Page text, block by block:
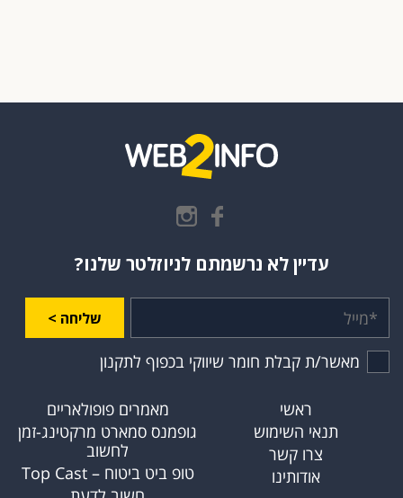
עדיין לא נרשמתם לניוזלטר שלנו?
שליחה >
מאשר/ת קבלת חומר שיווקי בכפוף לתקנון
ראשי
תנאי השימוש
צרו קשר
אודותינו
מאמרים פופולאריים
גופמנס סמארט מרקטינג-זמן
לחשוב
טופ ביט ביטוח – Top Cast